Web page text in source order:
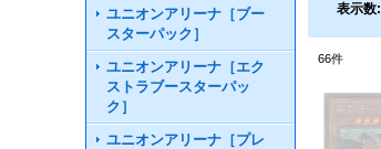
ユニオンアリーナ［ブー
スターパック］
ユニオンアリーナ［エク
ストラブースターパッ
ク］
ユニオンアリーナ［プレ
表示数:
66件